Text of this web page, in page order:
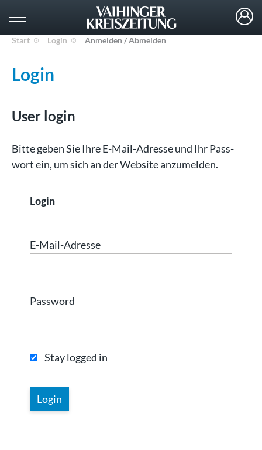
Start Login Anmelden / Abmelden
Login
User login
Bit­te ge­ben Sie Ih­re E-Mail-Adresse und Ihr Pass­
wort ein, um sich an der Web­site an­zu­mel­den.
Login
E-Mail-Adresse
Password
Stay logged in